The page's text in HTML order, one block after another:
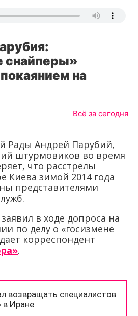
снайперы»
на
Всё за сегодня
Рады Андрей Парубий,
штурмовиков во время
что расстрелы
Киева зимой 2014 года
представителями
в ходе допроса на
по делу о «госизмене
корреспондент
.